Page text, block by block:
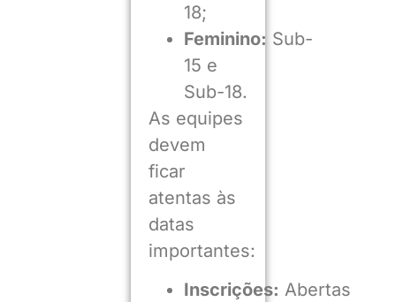
18;
Feminino: Sub-
15 e
Sub-18.
As equipes
devem
ficar
atentas às
datas
importantes:
Inscrições: Abertas